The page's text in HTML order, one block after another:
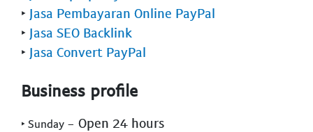
‣ Jasa Pembayaran Online PayPal
‣ Jasa SEO Backlink
‣ Jasa Convert PayPal
Business profile
‣ Sunday - Open 24 hours